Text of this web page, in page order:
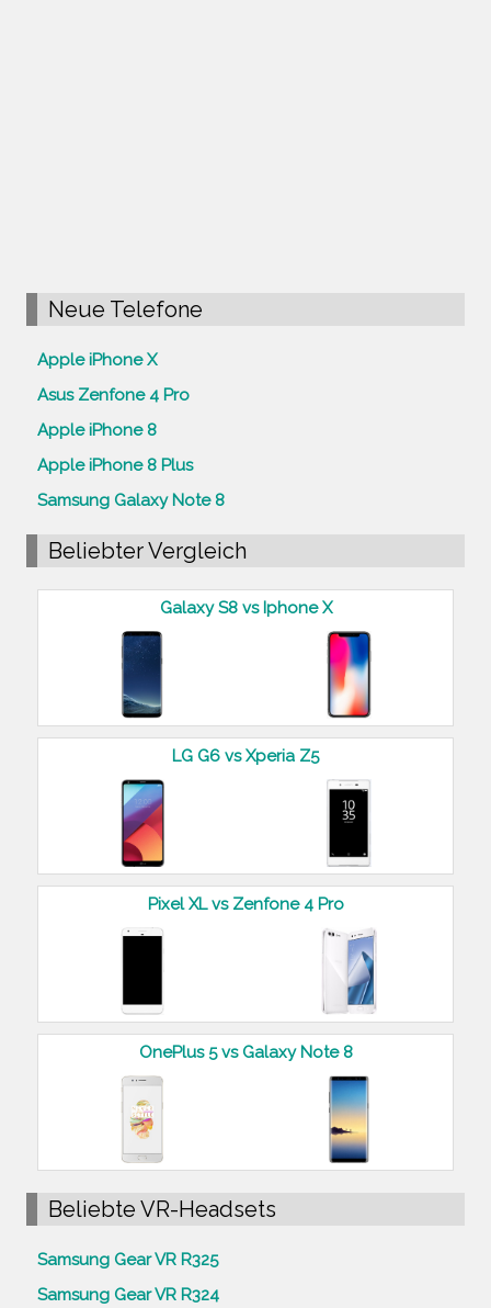
Neue Telefone
Apple iPhone X
Asus Zenfone 4 Pro
Apple iPhone 8
Apple iPhone 8 Plus
Samsung Galaxy Note 8
Beliebter Vergleich
Galaxy S8 vs Iphone X
LG G6 vs Xperia Z5
Pixel XL vs Zenfone 4 Pro
OnePlus 5 vs Galaxy Note 8
Beliebte VR-Headsets
Samsung Gear VR R325
Samsung Gear VR R324